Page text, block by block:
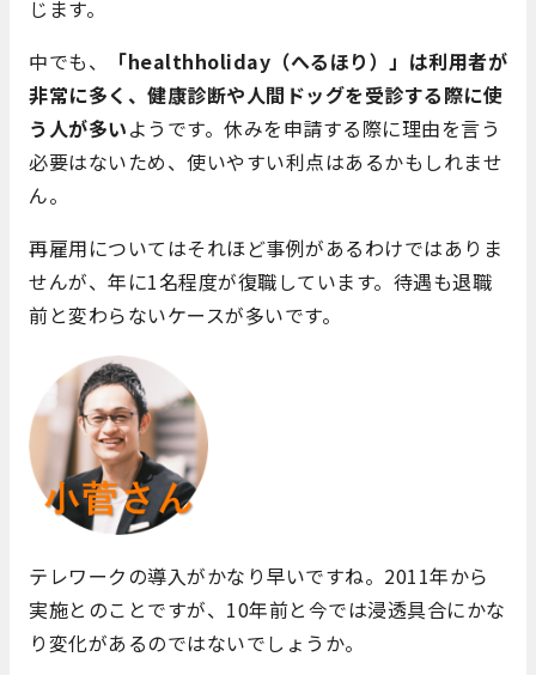
じます。
中でも、
「healthholiday（へるほり）」は利用者が
非常に多く、健康診断や人間ドッグを受診する際に使
う人が多いようです。休みを申請する際に理由を言う
必要はないため、使いやすい利点はあるかもしれませ
ん。
再雇用についてはそれほど事例があるわけではありま
せんが、年に1名程度が復職しています。待遇も退職
前と変わらないケースが多いです。
テレワークの導入がかなり早いですね。2011年から
実施とのことですが、10年前と今では浸透具合にかな
り変化があるのではないでしょうか。